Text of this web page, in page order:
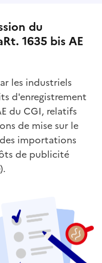
du
1635 bis AE
les industriels
d'enregistrement
du CGI, relatifs
de mise sur le
importations
de publicité